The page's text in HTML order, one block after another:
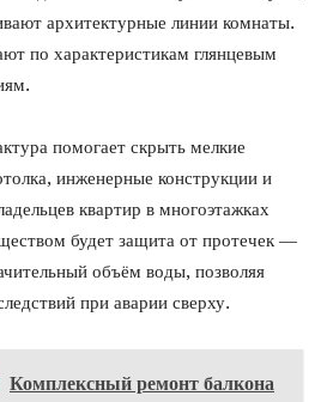
архитектурные линии комнаты.
по характеристикам глянцевым
помогает скрыть мелкие
инженерные конструкции и
квартир в многоэтажках
будет защита от протечек —
объём воды, позволяя
при аварии сверху.
Комплексный ремонт балкона